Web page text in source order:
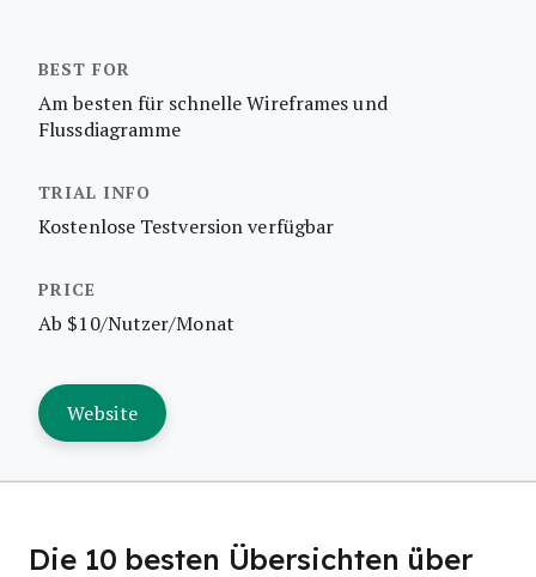
Am besten für schnelle Wireframes und
Flussdiagramme
Kostenlose Testversion verfügbar
Ab $10/Nutzer/Monat
Website
Die 10 besten Übersichten über